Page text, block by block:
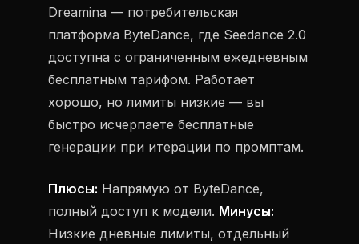
Dreamina — потребительская
платформа ByteDance, где Seedance 2.0
доступна с ограниченным ежедневным
бесплатным тарифом. Работает
хорошо, но лимиты низкие — вы
быстро исчерпаете бесплатные
генерации при итерации по промптам.
Плюсы: Напрямую от ByteDance,
полный доступ к модели. Минусы:
Низкие дневные лимиты, отдельный